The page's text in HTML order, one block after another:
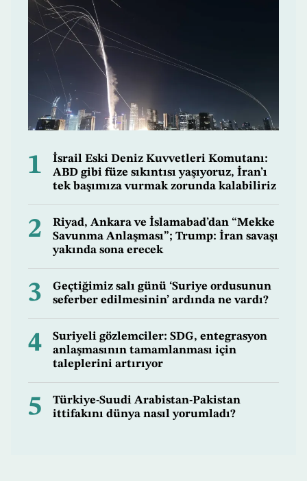
1
İsrail Eski Deniz Kuvvetleri Komutanı:
ABD gibi füze sıkıntısı yaşıyoruz, İran’ı
tek başımıza vurmak zorunda kalabiliriz
2
Riyad, Ankara ve İslamabad’dan “Mekke
Savunma Anlaşması”; Trump: İran savaşı
yakında sona erecek
3
Geçtiğimiz salı günü ‘Suriye ordusunun
seferber edilmesinin’ ardında ne vardı?
4
Suriyeli gözlemciler: SDG, entegrasyon
anlaşmasının tamamlanması için
taleplerini artırıyor
5
Türkiye-Suudi Arabistan-Pakistan
ittifakını dünya nasıl yorumladı?